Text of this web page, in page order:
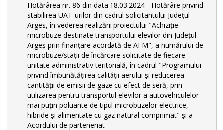
Hotărârea nr. 86 din data 18.03.2024 - Hotărâre privind
stabilirea UAT-urilor din cadrul solicitantului Județul
Arges, în vederea realizării proiectului "Achiziție
microbuze destinate transportului elevilor din Județul
Argeș prin finanțare acordată de AFM", a numărului de
microbuze/stații de încărcare solicitate de fiecare
unitate administrativ teritorială, în cadrul "Programului
privind îmbunătățirea calității aerului și reducerea
cantității de emisii de gaze cu efect de seră, prin
utilizarea pentru transportul elevilor a autovehiculelor
mai puțin poluante de tipul microbuzelor electrice,
hibride și alimentate cu gaz natural comprimat" și a
Acordului de parteneriat